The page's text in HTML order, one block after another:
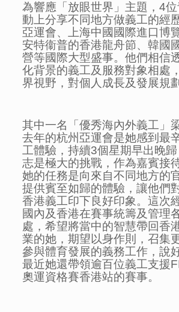
為響應「放眼世界」主題，4
動上分享不同地方做義工的經
亞運會、上海中國國際進口博
安特衞普的香港龍舟節、韓國
營等國際大型盛事。他們相信
化背景的義工及服務對象相處
界視野，對個人成長及發展規
其中一名「優秀海內外義工」
去年的杭州亞運會是她感到最
工體驗，持續3個星期早出晚
志是極大的挑戰，作為嘉賓接
她的任務是向來自不同地方的
提供賓至如歸的體驗，讓他們
香港義工印下良好印象。這次
國內及香港在賽事統籌及管理
處，希望將當中的智慧帶回香
業的她，期望以身作則，召集
參與體育發展的義務工作，說
最近她還帶領逾百位義工支援
奧運資格賽香港站的賽事。